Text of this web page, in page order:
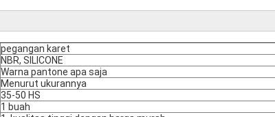
pegangan karet
NBR, SILICONE
Warna pantone apa saja
Menurut ukurannya
35-50 HS
1 buah